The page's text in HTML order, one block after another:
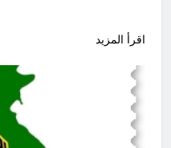
اقرأ المزيد